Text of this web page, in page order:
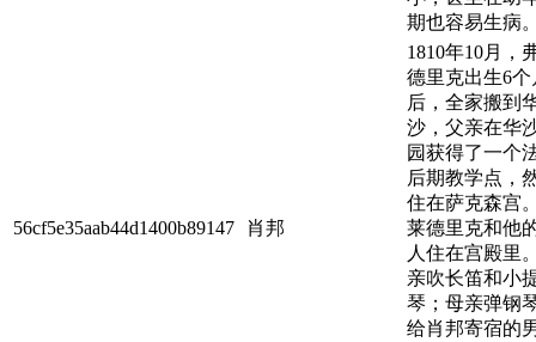
期也容易生病
56cf5e35aab44d1400b89147 肖邦
1810年10月，
德里克出生6个
后，全家搬到
沙，父亲在华
园获得了一个
后期教学点，
住在萨克森宫
莱德里克和他
人住在宫殿里
亲吹长笛和小
琴；母亲弹钢
给肖邦寄宿的